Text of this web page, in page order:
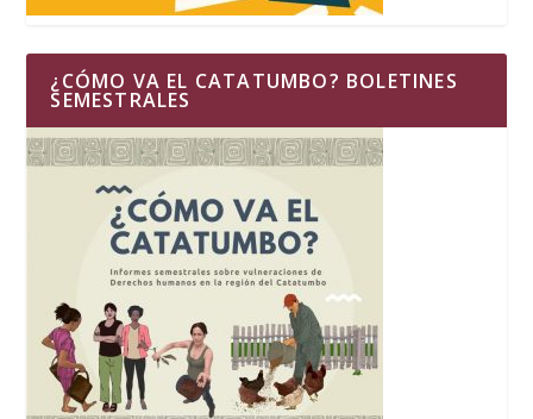
¿CÓMO VA EL CATATUMBO? BOLETINES
SEMESTRALES